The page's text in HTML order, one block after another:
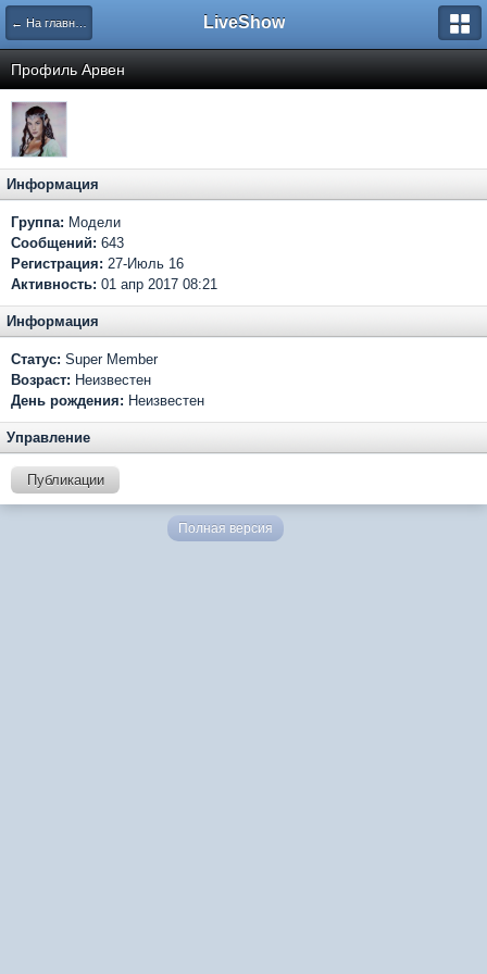
← На главную LiveShow
Профиль Арвен
Информация
Группа: Модели
Сообщений: 643
Регистрация: 27-Июль 16
Активность: 01 апр 2017 08:21
Информация
Статус: Super Member
Возраст: Неизвестен
День рождения: Неизвестен
Управление
Публикации
Полная версия